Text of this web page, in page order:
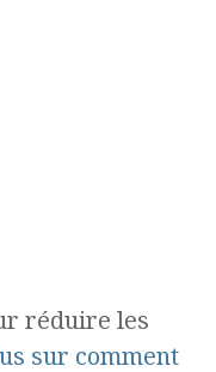
réduire les
sur comment